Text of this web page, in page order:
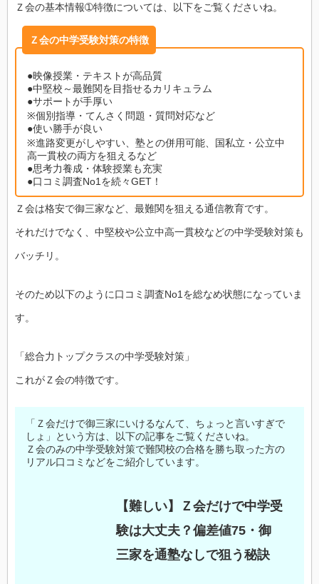
Ｚ会の基本情報➀特徴については、以下をご覧くださいね。
Ｚ会の中学受験対策の特徴
●映像授業・テキストが高品質
●中堅校～最難関を目指せるカリキュラム
●サポートが手厚い
※個別指導・てんさく問題・質問対応など
●使い勝手が良い
※進路変更がしやすい、塾との併用可能、国私立・公立中
高一貫校の両方を狙えるなど
●思考力養成・体験授業も充実
●口コミ調査No1を続々GET！
Ｚ会は格安で御三家など、最難関を狙える通信教育です。
それだけでなく、中堅校や公立中高一貫校などの中学受験対策も
バッチリ。
そのため以下のように口コミ調査No1を総なめ状態になっていま
す。
「総合力トップクラスの中学受験対策」
これがＺ会の特徴です。
「Ｚ会だけで御三家にいけるなんて、ちょっと言いすぎで
しょ」という方は、以下の記事をご覧くださいね。
Ｚ会のみの中学受験対策で難関校の合格を勝ち取った方の
リアル口コミなどをご紹介しています。
【難しい】Ｚ会だけで中学受
験は大丈夫？偏差値75・御
三家を通塾なしで狙う秘訣